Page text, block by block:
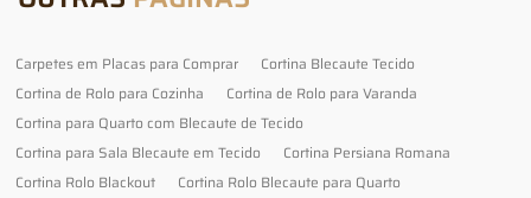
Carpetes em Placas para Comprar
Cortina Blecaute Tecido
Cortina de Rolo para Cozinha
Cortina de Rolo para Varanda
Cortina para Quarto com Blecaute de Tecido
Cortina para Sala Blecaute em Tecido
Cortina Persiana Romana
Cortina Rolo Blackout
Cortina Rolo Blecaute para Quarto